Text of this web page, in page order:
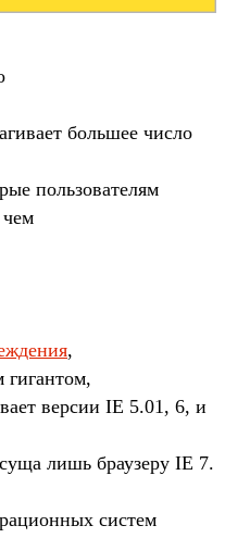
большее число
пользователям
чем
,
версии IE 5.01, 6, и
лишь браузеру IE 7.
систем